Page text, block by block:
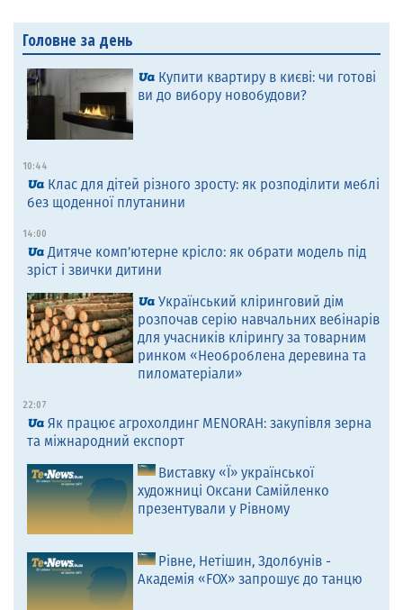
Головне за день
Купити квартиру в києві: чи готові
ви до вибору новобудови?
10:44
Клас для дітей різного зросту: як розподілити меблі
без щоденної плутанини
14:00
Дитяче комп’ютерне крісло: як обрати модель під
зріст і звички дитини
Український кліринговий дім
розпочав серію навчальних вебінарів
для учасників клірингу за товарним
ринком «Необроблена деревина та
пиломатеріали»
22:07
Як працює агрохолдинг MENORAH: закупівля зерна
та міжнародний експорт
Виставку «Ї» української
художниці Оксани Самійленко
презентували у Рівному
Рівне, Нетішин, Здолбунів -
Академія «FOX» запрошує до танцю